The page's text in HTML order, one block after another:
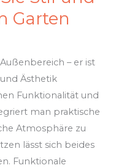
Garten
– er ist
Ästhetik
Funktionalität und
man praktische
Atmosphäre zu
lässt sich beides
Funktionale